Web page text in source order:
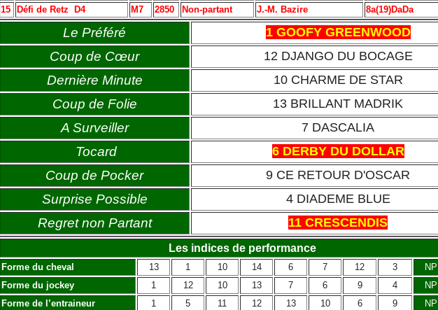
15
Défi de Retz D4 M7 2850 Non-partant J.-M. Bazire 8a(19)DaDa
Le Préféré 1 GOOFY GREENWOOD
Coup de Cœur 12 DJANGO DU BOCAGE
Dernière Minute 10 CHARME DE STAR
Coup de Folie 13 BRILLANT MADRIK
A Surveiller 7 DASCALIA
Tocard 6 DERBY DU DOLLAR
Coup de Pocker 9 CE RETOUR D'OSCAR
Surprise Possible 4 DIADEME BLUE
Regret non Partant 11 CRESCENDIS
Les indices de performance
Forme du cheval 13 1 10 14 6 7 12 3 NP
Forme du jockey
1 12 10 13 7 6 9 4 NP
Forme de l’entraineur
1 5 11 12 13 10 6 9 NP